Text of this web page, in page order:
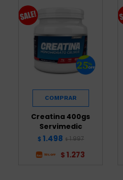
Creatina 400gs
Servimedic
$ 1.498 $ 1.997
$ 1.273